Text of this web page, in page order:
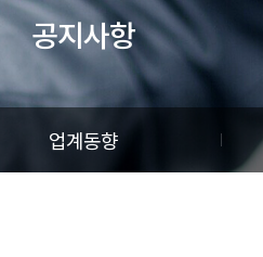
공지사항
업계동향